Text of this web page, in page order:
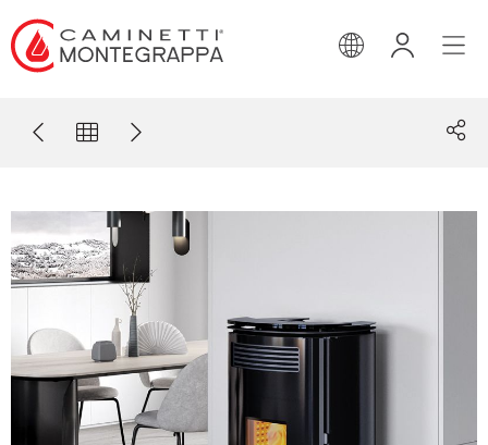
INGLESE